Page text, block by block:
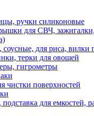
ручки силиконовые
для СВЧ,
для риса, вилки
терки для овощей
гигрометры
чистки поверхностей
подставка для емкостей,